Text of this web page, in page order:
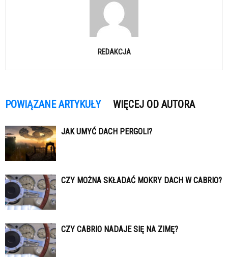
REDAKCJA
POWIĄZANE ARTYKUŁY WIĘCEJ OD AUTORA
JAK UMYĆ DACH PERGOLI?
CZY MOŻNA SKŁADAĆ MOKRY DACH W CABRIO?
CZY CABRIO NADAJE SIĘ NA ZIMĘ?